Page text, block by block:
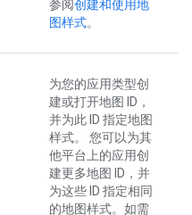
参阅创建和使用地
图样式。
为您的应用类型创
建或打开地图 ID，
并为此 ID 指定地图
样式。 您可以为其
他平台上的应用创
建更多地图 ID，并
为这些 ID 指定相同
的地图样式。如需